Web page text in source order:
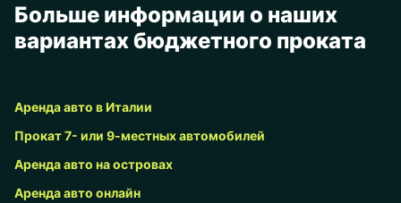
Больше информации о наших
вариантах бюджетного проката
Аренда авто в Италии
Прокат 7- или 9-местных автомобилей
Аренда авто на островах
Аренда авто онлайн